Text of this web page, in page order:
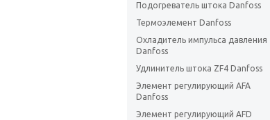
Подогреватель штока Danfoss
Термоэлемент Danfoss
Охладитель импульса давления
Danfoss
Удлинитель штока ZF4 Danfoss
Элемент регулирующий AFA
Danfoss
Элемент регулирующий AFD